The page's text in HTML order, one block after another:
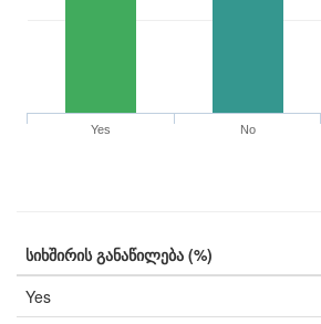
Yes
No
სიხშირის განაწილება (%)
Yes